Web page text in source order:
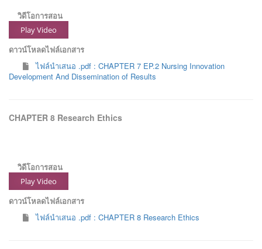
วิดีโอการสอน
Play Video
ดาวน์โหลดไฟล์เอกสาร
ไฟล์นำเสนอ .pdf : CHAPTER 7 EP.2 Nursing Innovation
Development And Dissemination of Results
CHAPTER 8 Research Ethics
วิดีโอการสอน
Play Video
ดาวน์โหลดไฟล์เอกสาร
ไฟล์นำเสนอ .pdf : CHAPTER 8 Research Ethics